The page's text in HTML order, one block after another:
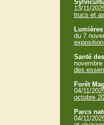
13/11/
trucs et
du 7
Santé
novembre
des
Forêt
04/11/
octobre
Parcs
04/11/